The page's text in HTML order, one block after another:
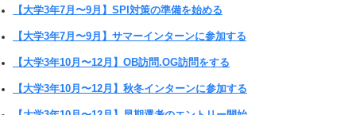
【大学3年7月〜9月】SPI対策の準備を始める
【大学3年7月〜9月】サマーインターンに参加する
【大学3年10月〜12月】OB訪問.OG訪問をする
【大学3年10月〜12月】秋冬インターンに参加する